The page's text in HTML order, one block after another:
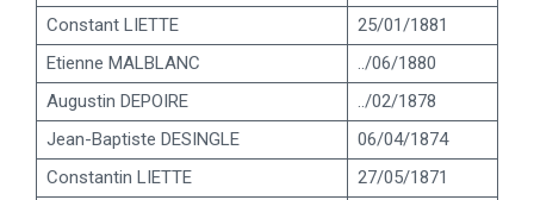
Constant LIETTE
25/01/1881
Etienne MALBLANC
../06/1880
Augustin DEPOIRE
../02/1878
Jean-Baptiste DESINGLE
06/04/1874
Constantin LIETTE
27/05/1871